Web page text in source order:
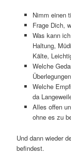
Nimm einen
Frage Dich,
Was kann
Haltung,
Kälte,
Welche
Welche
da
Alles offen
ohne es zu
Und dann wieder
befindest.